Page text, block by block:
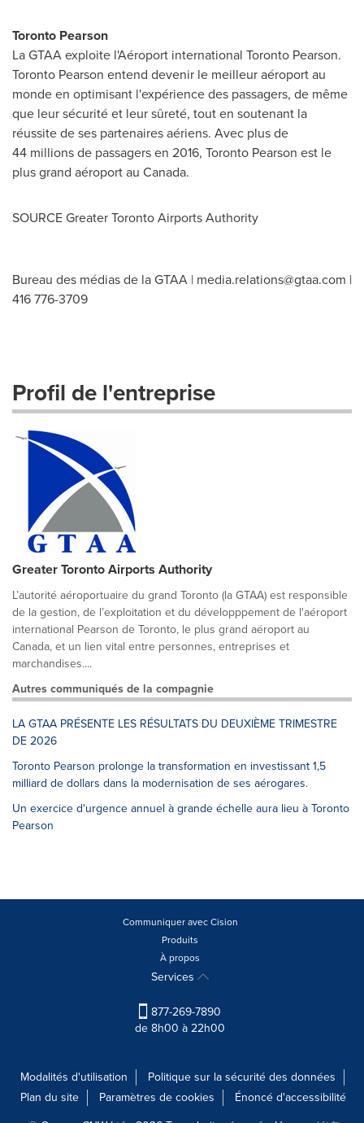
Toronto Pearson
La GTAA exploite l'Aéroport international Toronto Pearson.
Toronto Pearson entend devenir le meilleur aéroport au
monde en optimisant l'expérience des passagers, de même
que leur sécurité et leur sûreté, tout en soutenant la
réussite de ses partenaires aériens. Avec plus de
44 millions de passagers en 2016, Toronto Pearson est le
plus grand aéroport au Canada.
SOURCE Greater Toronto Airports Authority
Bureau des médias de la GTAA | media.relations@gtaa.com |
416 776-3709
Profil de l'entreprise
Greater Toronto Airports Authority
L’autorité aéroportuaire du grand Toronto (la GTAA) est responsible
de la gestion, de l’exploitation et du développpement de l'aéroport
international Pearson de Toronto, le plus grand aéroport au
Canada, et un lien vital entre personnes, entreprises et
marchandises....
Autres communiqués de la compagnie
LA GTAA PRÉSENTE LES RÉSULTATS DU DEUXIÈME TRIMESTRE
DE 2026
Toronto Pearson prolonge la transformation en investissant 1,5
milliard de dollars dans la modernisation de ses aérogares.
Un exercice d'urgence annuel à grande échelle aura lieu à Toronto
Pearson
Communiquer avec Cision
Produits
À propos
Services
877-269-7890
de 8h00 à 22h00
Modalités d'utilisation
Politique sur la sécurité des données
Plan du site
Paramètres de cookies
Énoncé d'accessibilité